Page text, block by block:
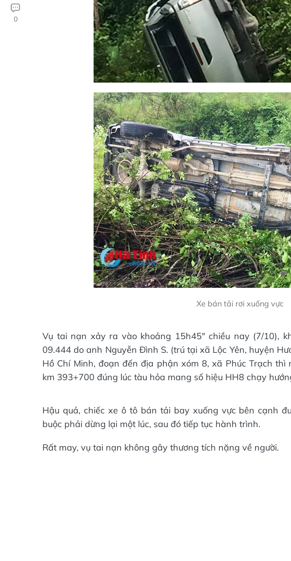
0
Xe bán tải rơi xuống vực
Vụ tai nạn xảy ra vào khoảng 15h45" chiều nay (7/10),
09.444 do anh Nguyễn Đình S. (trú tại xã Lộc Yên, huyện
Hồ Chí Minh, đoạn đến địa phận xóm 8, xã Phúc Trạch
km 393+700 đúng lúc tàu hỏa mang số hiệu HH8 chạy
Hậu quả, chiếc xe ô tô bán tải bay xuống vực bên cạnh
buộc phải dừng lại một lúc, sau đó tiếp tục hành trình.
Rất may, vụ tai nạn không gây thương tích nặng về người.